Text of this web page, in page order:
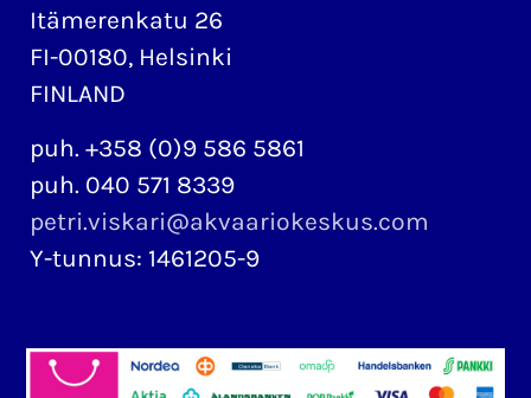
Itämerenkatu 26
FI-00180, Helsinki
FINLAND
puh. +358 (0)9 586 5861
puh. 040 571 8339
petri.viskari@akvaariokeskus.com
Y-tunnus: 1461205-9